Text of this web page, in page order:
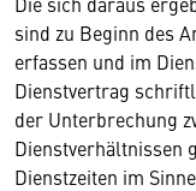
sind zu Beginn des
erfassen und im
Dienstvertrag
der Unterbrechung
Dienstverhältnissen
Dienstzeiten im